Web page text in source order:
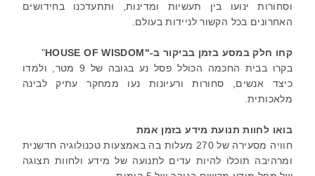
וסחורות ינועו בין תעשיות ומדינות, ותתעדכנו בחידושים
האחרונים בכל הקשור לניידות בעולם.
קחו חלק במסע בזמן בביקור ב-"HOUSE OF WISDOM
"
בקרו בבית החכמה הכולל פסל נע בגובה של 9 מטר, ולמדו
כיצד אנשים, סחורות ורעיונות נעו ממחקר עתיק לבינה
מלאכותית.
בואו לחוות תנועת מידע בזמן אמת
חוויה מסעירה של 270 מעלות בה באמצעות טכנולוגיה חדשנית
ומרהיבה תוכלו להיות עדים לתנועה של מידע ולחוות תצוגה